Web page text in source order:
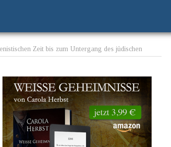
Zeit bis zum Untergang des jüdischen